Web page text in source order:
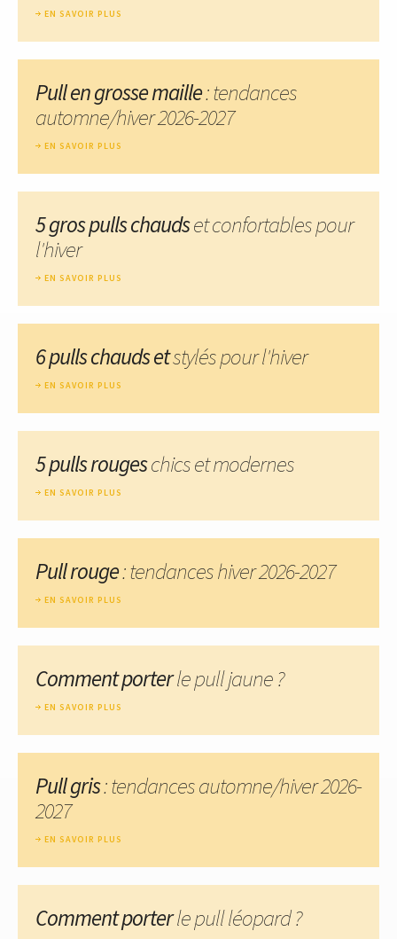
EN SAVOIR PLUS
Pull en grosse maille: tendances
automne/hiver 2026-2027
EN SAVOIR PLUS
5 gros pulls chaudset confortables pour
l'hiver
EN SAVOIR PLUS
6 pulls chauds etstylés pour l'hiver
EN SAVOIR PLUS
5 pulls rougeschics et modernes
EN SAVOIR PLUS
Pull rouge: tendances hiver 2026-2027
EN SAVOIR PLUS
Comment porterle pull jaune ?
EN SAVOIR PLUS
Pull gris: tendances automne/hiver 2026-
2027
EN SAVOIR PLUS
Comment porterle pull léopard ?